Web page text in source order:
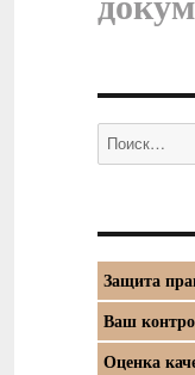
Искать:
Защита
Ваш
Оценка